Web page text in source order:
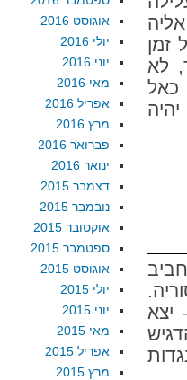
זמן
לא
כאל
יצא
אוגוסט 2016
יולי 2016
יוני 2016
מאי 2016
אפריל 2016
מרץ 2016
פברואר 2016
ינואר 2016
דצמבר 2015
נובמבר 2015
אוקטובר 2015
ספטמבר 2015
אוגוסט 2015
יולי 2015
יוני 2015
מאי 2015
אפריל 2015
מרץ 2015